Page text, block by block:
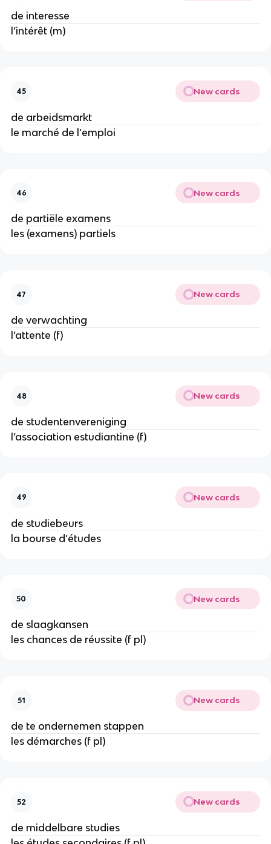
de interesse
l’intérêt (m)
45 New cards
de arbeidsmarkt
le marché de l’emploi
46 New cards
de partiële examens
les (examens) partiels
47 New cards
de verwachting
l’attente (f)
48 New cards
de studentenvereniging
l’association estudiantine (f)
49 New cards
de studiebeurs
la bourse d’études
50 New cards
de slaagkansen
les chances de réussite (f pl)
51 New cards
de te ondernemen stappen
les démarches (f pl)
52 New cards
de middelbare studies